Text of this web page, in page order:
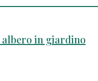
in giardino